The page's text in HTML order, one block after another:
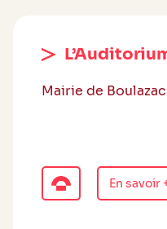
Mairie de
En savoir